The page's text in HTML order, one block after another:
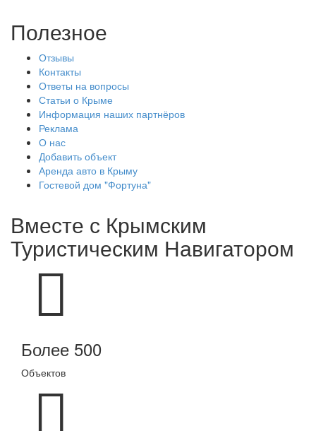
Полезное
Отзывы
Контакты
Ответы на вопросы
Статьи о Крыме
Информация наших партнёров
Реклама
О нас
Добавить объект
Аренда авто в Крыму
Гостевой дом "Фортуна"
Вместе с Крымским
Туристическим Навигатором
Более 500
Объектов